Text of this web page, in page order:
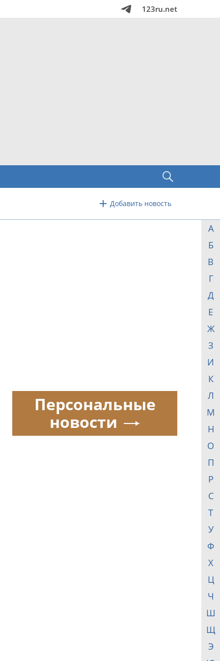
123ru.net
Добавить новость
А
Б
В
Г
Д
Е
Ж
З
И
К
Л
М
Н
О
П
Р
С
Т
У
Ф
Х
Ц
Ч
Ш
Щ
Э
Персональные
новости